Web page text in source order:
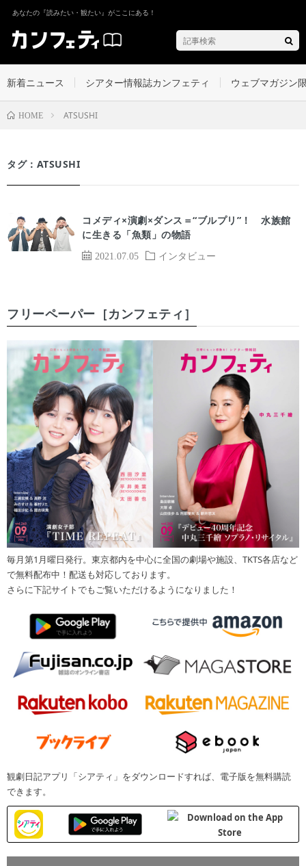
あなたの『読みたい・観たい』がここにある！
新着ニュース シアター情報誌カンフェティ ウェブマガジン
HOME ATSUSHI
タグ：ATSUSHI
2021.07.05 インタビュー
コメディ×演劇×ダンス＝“ブルプリ”！ 水族館
に生きる「魚類」の物語
フリーペーパー［カンフェティ］
毎月第1月曜日発行。東京都内を中心に全国の劇場や施設、TKTS各店など
で無料配布中！配送も対応しております。
さらに下記サイトでもご覧いただけるようになりました！
観劇日記アプリ「シアティ」をダウンロードすれば、電子版を無料購読
できます。